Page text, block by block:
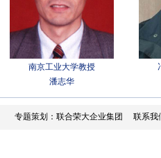
南京工业大学教授
潘志华
专题策划：联合荣大企业集团 联系我